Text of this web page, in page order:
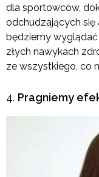
dla sportowców,
odchudzających się
będziemy
złych nawykach
ze wszystkiego, co
Pragniemy